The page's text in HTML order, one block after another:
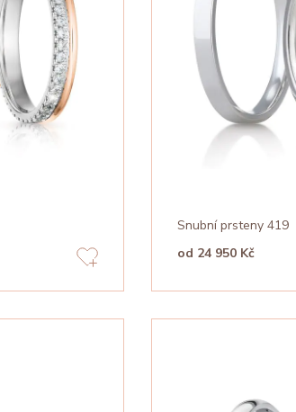
Snubní prsteny 419
od 24 950 Kč